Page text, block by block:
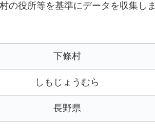
の役所等を基準にデータを収集しま
下條村
しもじょうむら
長野県